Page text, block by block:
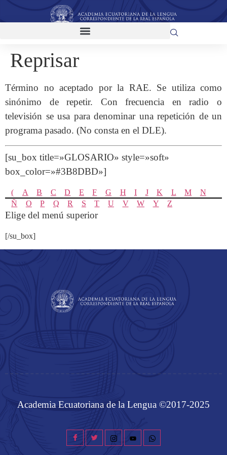
Reprisar
Término no aceptado por la RAE. Se utiliza como
sinónimo de repetir. Con frecuencia en radio o
televisión se usa para denominar una repetición de un
programa pasado. (No consta en el DLE).
[su_box title=»GLOSARIO» style=»soft»
box_color=»#3B8DBD»]
( A B C D E F G H I J K L M
N
Ñ
O P Q R S T U V W Y Z
Elige del menú superior
[/su_box]
Academia Ecuatoriana de la Lengua ©2017-2025